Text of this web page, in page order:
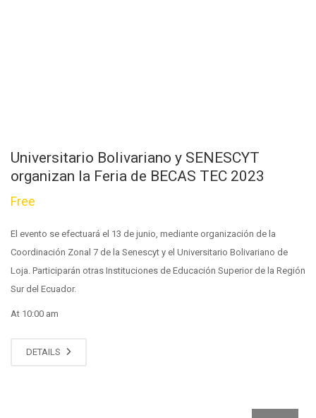
Universitario Bolivariano y SENESCYT
organizan la Feria de BECAS TEC 2023
Free
El evento se efectuará el 13 de junio, mediante organización de la
Coordinación Zonal 7 de la Senescyt y el Universitario Bolivariano de
Loja. Participarán otras Instituciones de Educación Superior de la Región
Sur del Ecuador.
At 10:00 am
DETAILS